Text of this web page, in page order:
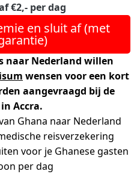
€2,- per dag
en sluit af (met
naar Nederland willen
wensen voor een kort
aangevraagd bij de
Accra.
Ghana naar Nederland
reisverzekering
voor je Ghanese gasten
per dag